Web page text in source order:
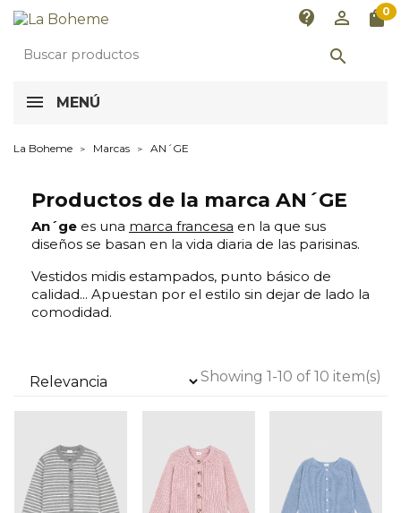
contact_support perm_identity shopping_bag0

MENÚ
La Boheme Marcas AN´GE
Productos de la marca AN´GE
An´ge es una marca francesa en la que sus
diseños se basan en la vida diaria de las parisinas.
Vestidos midis estampados, punto básico de
calidad... Apuestan por el estilo sin dejar de lado la
comodidad.
Showing 1-10 of 10 item(s)